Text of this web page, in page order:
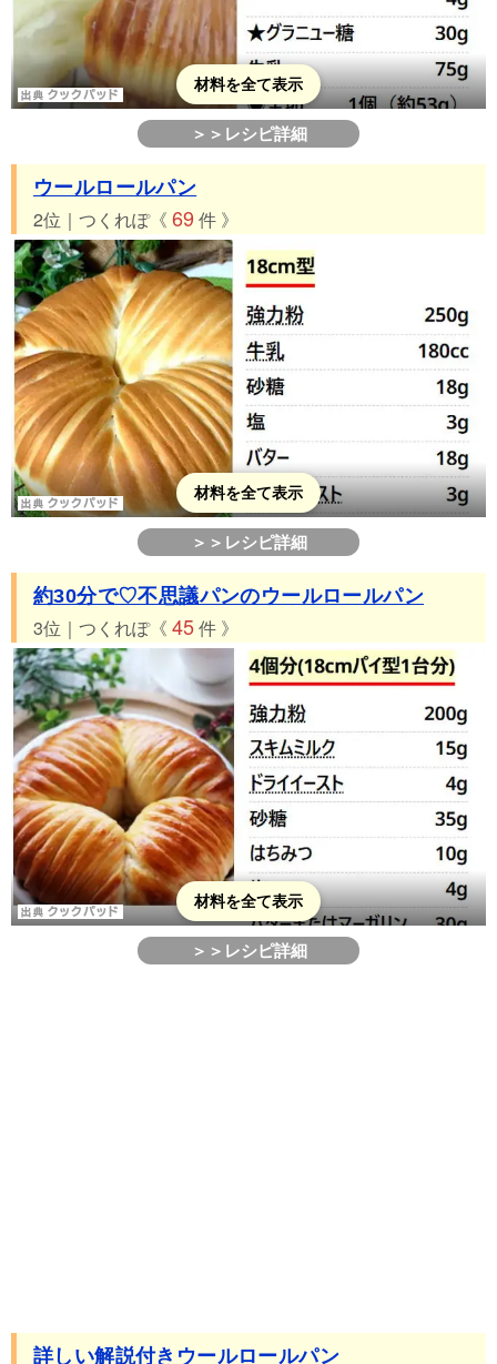
材料を全て表示
＞＞レシピ詳細
ウールロールパン
2位｜つくれぽ《 69 件 》
材料を全て表示
＞＞レシピ詳細
約30分で♡不思議パンのウールロールパン
3位｜つくれぽ《 45件 》
材料を全て表示
＞＞レシピ詳細
詳しい解説付きウールロールパン